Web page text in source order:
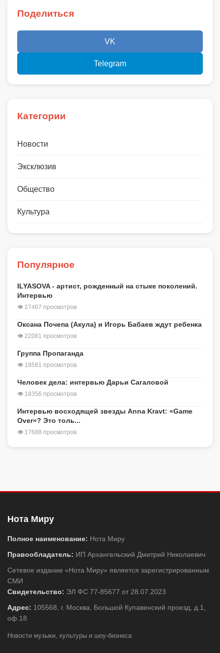
Поделиться
VK
Telegram
Категории
Новости
Эксклюзив
Общество
Культура
Популярное
ILYASOVA - артист, рожденный на стыке поколений.
Интервью
👁 27467 просмотров
Оксана Почепа (Акула) и Игорь Бабаев ждут ребенка
👁 22081 просмотров
Группа Пропаганда
👁 18581 просмотров
Человек дела: интервью Дарьи Сагаловой
👁 18356 просмотров
Интервью восходящей звезды Anna Kravt: «Game
Over»? Это толь...
👁 17688 просмотров
Нота Миру
Полное наименование: Нота Миру
Правообладатель: ИП Архангельский Дмитрий Николаевич
Сетевое издание «Нота Миру» является зарегистрированным
СМИ
Свидетельство: ЭЛ ФС 77-85677 от 28.07.2023
Адрес: 105568, г. Москва, Большой Купавенский проезд, д.1,
оф.18
Новости музыки, культуры и шоу-бизнеса